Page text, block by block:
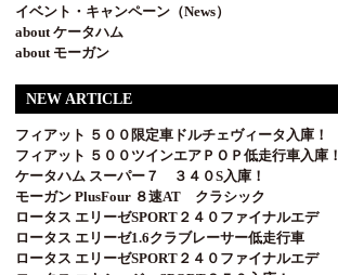
イベント・キャンペーン（News）
about ケータハム
about モーガン
NEW ARTICLE
フィアット ５００限定車ドルチェヴィータ入庫！
フィアット ５００ツインエアＰＯＰ低走行車入庫！
ケータハム スーパー７ ３４０S入庫！
モーガン PlusFour ８速AT クラシック
ロータス エリーゼSPORT２４０ファイナルエデ
ロータス エリーゼ1.6クラブレーサー低走行車
ロータス エリーゼSPORT２４０ファイナルエデ